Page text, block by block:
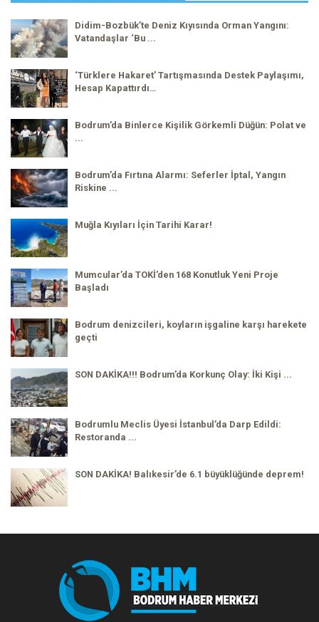
Didim-Bozbük’te Deniz Kıyısında Orman Yangını:
Vatandaşlar ‘Bu ...
‘Türklere Hakaret’ Tartışmasında Destek Paylaşımı,
Hesap Kapattırdı…
Bodrum’da Binlerce Kişilik Görkemli Düğün: Polat ve
...
Bodrum’da Fırtına Alarmı: Seferler İptal, Yangın
Riskine ...
Muğla Kıyıları İçin Tarihi Karar!
Mumcular’da TOKİ’den 168 Konutluk Yeni Proje
Başladı
Bodrum denizcileri, koyların işgaline karşı harekete
geçti
SON DAKİKA!!! Bodrum’da Korkunç Olay: İki Kişi ...
Bodrumlu Meclis Üyesi İstanbul’da Darp Edildi:
Restoranda ...
SON DAKİKA! Balıkesir’de 6.1 büyüklüğünde deprem!